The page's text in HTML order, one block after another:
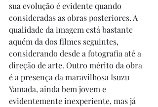
sua evolução é evidente quando
consideradas as obras posteriores. A
qualidade da imagem está bastante
aquém da dos filmes seguintes,
considerando desde a fotografia até a
direção de arte. Outro mérito da obra
é a presença da maravilhosa Isuzu
Yamada, ainda bem jovem e
evidentemente inexperiente, mas já